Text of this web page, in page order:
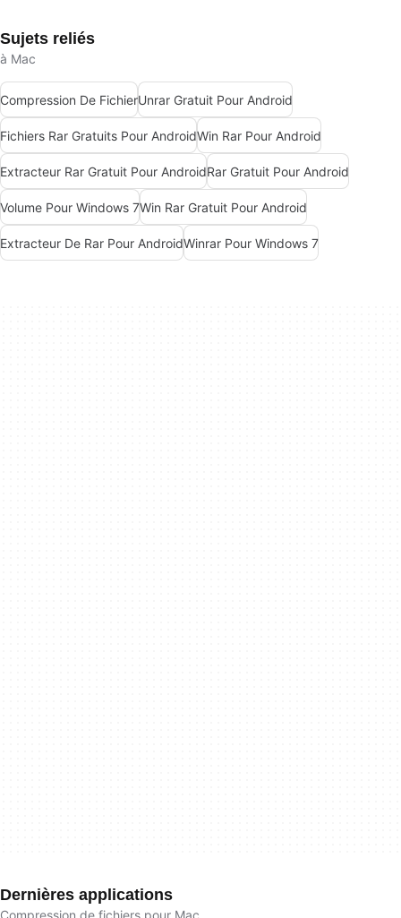
Sujets reliés
à Mac
Compression De FichierUnrar Gratuit Pour Android
Fichiers Rar Gratuits Pour AndroidWin Rar Pour Android
Extracteur Rar Gratuit Pour AndroidRar Gratuit Pour Android
Volume Pour Windows 7Win Rar Gratuit Pour Android
Extracteur De Rar Pour AndroidWinrar Pour Windows 7
Dernières applications